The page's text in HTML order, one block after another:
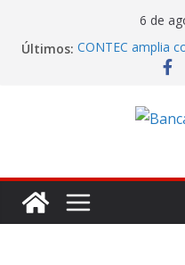
6 de
Últimos: CONTEC amplia
remuneração,
Fenaban tenta
prejuízo e segura
Eleições
feira (3)